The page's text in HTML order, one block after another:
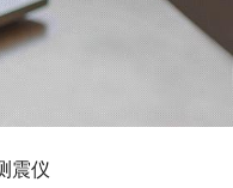
震仪